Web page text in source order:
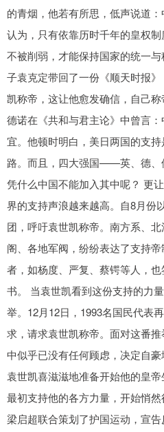
的青烟，他若有所思，低声说道
认为，只有依靠历时千年的皇权
不被削弱，才能保持国家的统一
子袁克定带回了一份《顺天时报
凯称帝，这让他愈发确信，自己
德诺在《共和与君主论》中曾言
宜。他顿时明白，美日两国的支
路。而且，四大强国——英、德、
凭什么中国不能加入其中呢？ 更
界的支持声浪越来越高。自8月份
团，呼吁袁世凯称帝。南方系、
阁、各地军阀，纷纷表达了支持
者，如杨度、严复、蔡锷等人，
书。 当袁世凯看到这份支持的力
举。12月12日，1993名国民代表
求，请求袁世凯称帝。面对这番
中似乎已没有任何顾虑，决定自
袁世凯喜滋滋地准备开始他的皇帝
最初支持他的各方力量，开始悄
梁启超联合策划了护国运动，宣